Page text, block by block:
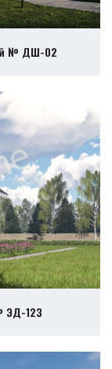
№ ДШ-02
ЭД-123